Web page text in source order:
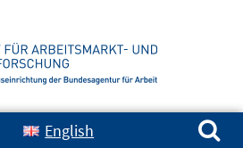
English
Suchen nach: